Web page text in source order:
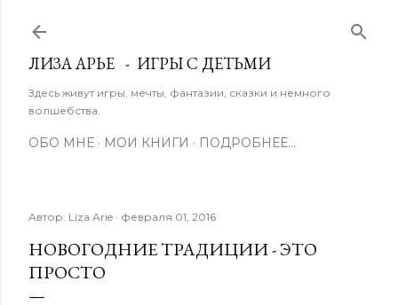
ЛИЗА АРЬЕ - ИГРЫ С ДЕТЬМИ
Здесь живут игры, мечты, фантазии, сказки и немного
волшебства.
ОБО МНЕ МОИ КНИГИ ПОДРОБНЕЕ…
Автор: Liza Arie февраля 01, 2016
НОВОГОДНИЕ ТРАДИЦИИ - ЭТО
ПРОСТО